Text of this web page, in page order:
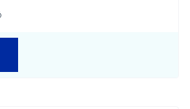
mukaan: Jokela
teeman mukaan: Ympäristö